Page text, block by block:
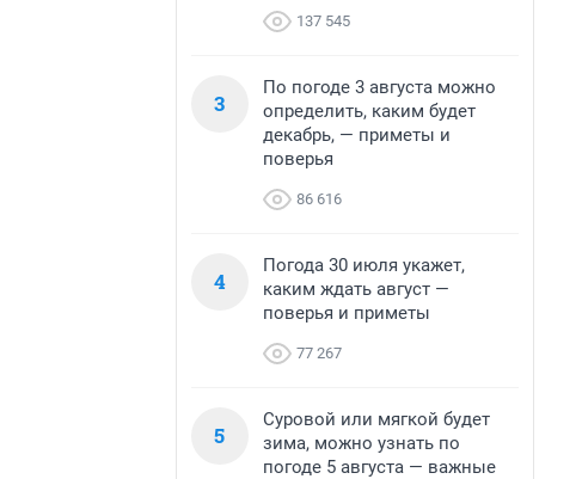
137 545
3
По погоде 3 августа можно
определить, каким будет
декабрь, — приметы и
поверья
86 616
4
Погода 30 июля укажет,
каким ждать август —
поверья и приметы
77 267
5
Суровой или мягкой будет
зима, можно узнать по
погоде 5 августа — важные